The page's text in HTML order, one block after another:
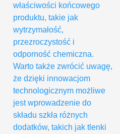
właściwości końcowego
produktu, takie jak
wytrzymałość,
przezroczystość i
odporność chemiczna.
Warto także zwrócić uwagę,
że dzięki innowacjom
technologicznym możliwe
jest wprowadzenie do
składu szkła różnych
dodatków, takich jak tlenki